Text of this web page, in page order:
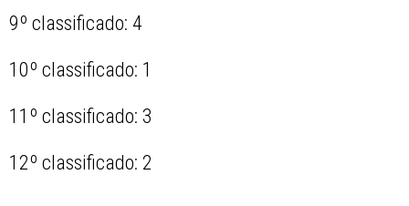
9º classificado: 4
10º classificado: 1
11º classificado: 3
12º classificado: 2